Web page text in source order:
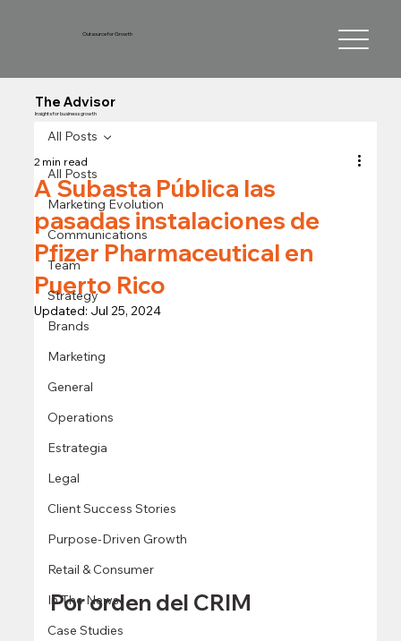
Outsource for Growth
The Advisor
Insights for business growth
All Posts
Marketing Evolution
Communications
Team
Strategy
Brands
Marketing
General
Operations
Estrategia
Legal
Client Success Stories
Purpose-Driven Growth
Retail & Consumer
In The News
Case Studies
All Posts
A Subasta Pública las
pasadas instalaciones de
Pfizer Pharmaceutical en
Puerto Rico
2 min read
Updated: Jul 25, 2024
Por orden del CRIM